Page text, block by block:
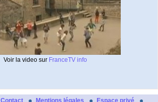
Voir la video sur FranceTV info